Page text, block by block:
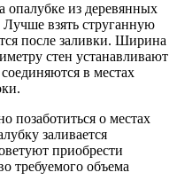
из деревянных
взять струганную
после заливки. Ширина
стен устанавливают
в местах
позаботиться о местах
заливается
приобрести
требуемого объема